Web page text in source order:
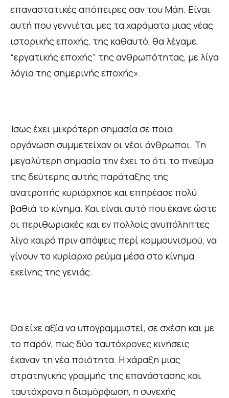
επαναστατικές απόπειρες σαν του Μάη. Είναι
αυτή που γεννιέται μες τα χαράματα μιας νέας
ιστορικής εποχής, της καθαυτό, θα λέγαμε,
“εργατικής εποχής” της ανθρωπότητας, με λίγα
λόγια της σημερινής εποχής».
Ίσως έχει μικρότερη σημασία σε ποια
οργάνωση συμμετείχαν οι νέοι άνθρωποι. Τη
μεγαλύτερη σημασία την έχει το ότι το πνεύμα
της δεύτερης αυτής παράταξης της
ανατροπής κυριάρχησε και επηρέασε πολύ
βαθιά το κίνημα. Και είναι αυτό που έκανε ώστε
οι περιθωριακές και εν πολλοίς ανυπόληπτες
λίγο καιρό πριν απόψεις περί κομμουνισμού, να
γίνουν το κυρίαρχο ρεύμα μέσα στο κίνημα
εκείνης της γενιάς.
Θα είχε αξία να υπογραμμιστεί, σε σχέση και με
το παρόν, πως δύο ταυτόχρονες κινήσεις
έκαναν τη νέα ποιότητα. Η χάραξη μιας
στρατηγικής γραμμής της επανάστασης και
ταυτόχρονα η διαμόρφωση, η συνεχής